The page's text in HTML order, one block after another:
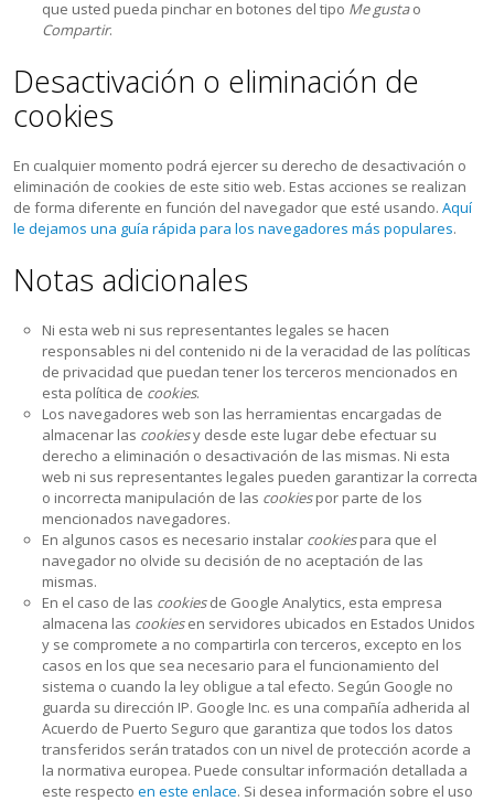
que usted pueda pinchar en botones del tipo Me gustao
Compartir.
Desactivación o eliminación de
cookies
En cualquier momento podrá ejercer su derecho de desactivación o
eliminación de cookies de este sitio web. Estas acciones se realizan
de forma diferente en función del navegador que esté usando.Aquí
le dejamos una guía rápida para los navegadores más populares.
Notas adicionales
Ni esta web ni sus representantes legales se hacen
responsables ni del contenido ni de la veracidad de las políticas
de privacidad que puedan tener los terceros mencionados en
esta política de cookies.
Los navegadores web son las herramientas encargadas de
almacenar las cookiesy desde este lugar debe efectuar su
derecho a eliminación o desactivación de las mismas. Ni esta
web ni sus representantes legales pueden garantizar la correcta
o incorrecta manipulación de las cookiespor parte de los
mencionados navegadores.
En algunos casos es necesario instalar cookiespara que el
navegador no olvide su decisión de no aceptación de las
mismas.
En el caso de las cookiesde Google Analytics, esta empresa
almacena las cookiesen servidores ubicados en Estados Unidos
y se compromete a no compartirla con terceros, excepto en los
casos en los que sea necesario para el funcionamiento del
sistema o cuando la ley obligue a tal efecto. Según Google no
guarda su dirección IP. Google Inc. es una compañía adherida al
Acuerdo de Puerto Seguro que garantiza que todos los datos
transferidos serán tratados con un nivel de protección acorde a
la normativa europea. Puede consultar información detallada a
este respectoen este enlace. Si desea información sobre el uso